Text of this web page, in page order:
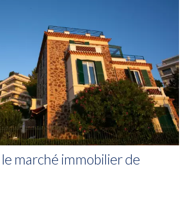
marché immobilier de